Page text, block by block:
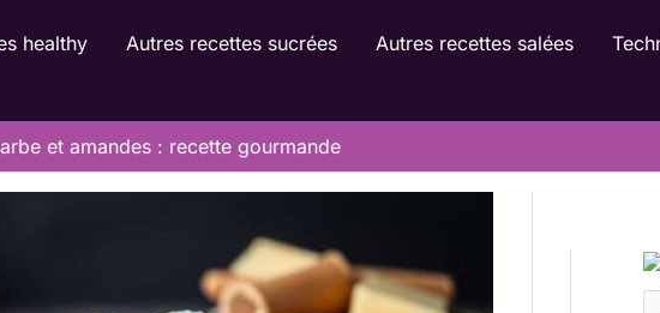
healthy Autres recettes sucrées Autres recettes salées
et amandes : recette gourmande